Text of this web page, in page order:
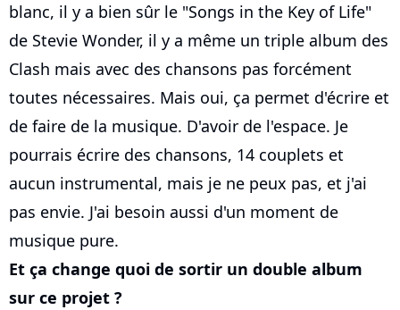
blanc, il y a bien sûr le "Songs in the Key of Life"
de Stevie Wonder, il y a même un triple album des
Clash mais avec des chansons pas forcément
toutes nécessaires. Mais oui, ça permet d'écrire et
de faire de la musique. D'avoir de l'espace. Je
pourrais écrire des chansons, 14 couplets et
aucun instrumental, mais je ne peux pas, et j'ai
pas envie. J'ai besoin aussi d'un moment de
musique pure.
Et ça change quoi de sortir un double album
sur ce projet ?